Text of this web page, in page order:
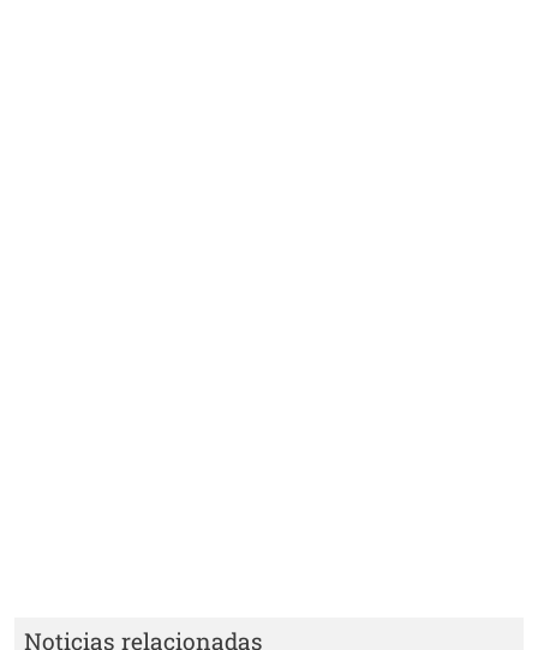
Noticias relacionadas